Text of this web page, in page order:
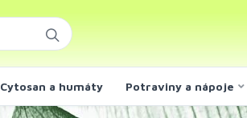
Cytosan a humáty Potraviny a nápoje